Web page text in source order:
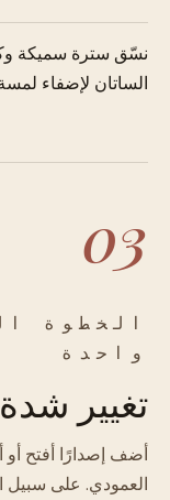
نسّق سترة سميكة
الساتان لإضفاء
03
الخطوة
واحدة
تغيير
أضف إصدارًا أفتح
العمودي. على سبيل